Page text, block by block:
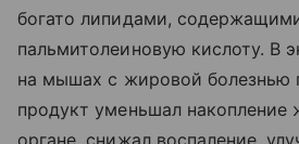
богато липидами,
пальмитолеиновую кислоту. В
на мышах с жировой болезнью
продукт уменьшал накопление
органе, снижал воспаление,